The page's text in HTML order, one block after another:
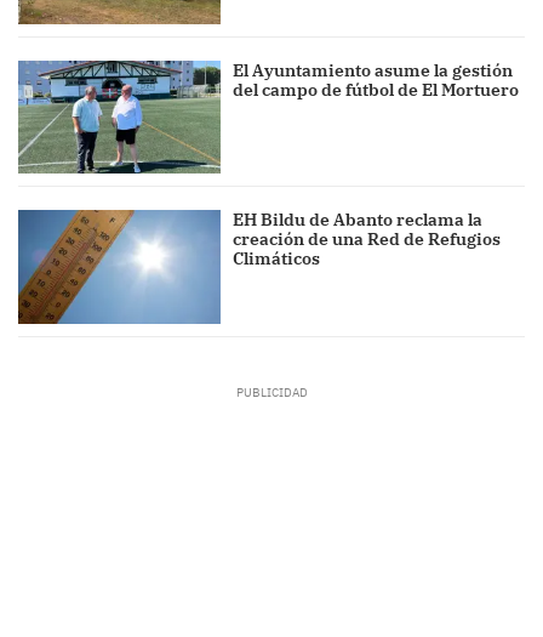
El Ayuntamiento asume la gestión
del campo de fútbol de El Mortuero
EH Bildu de Abanto reclama la
creación de una Red de Refugios
Climáticos